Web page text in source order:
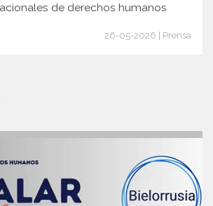
de derechos humanos
26-05-2026 | Prensa